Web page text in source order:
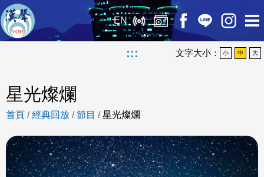
EN
::: 文字大小： 小 中 大
星光燦爛
首頁 /經典回放 /節目 /星光燦爛